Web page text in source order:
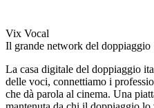
Vix Vocal
Il grande network del doppiaggio
La casa digitale del doppiaggio
delle voci, connettiamo i
che dà parola al cinema. Una